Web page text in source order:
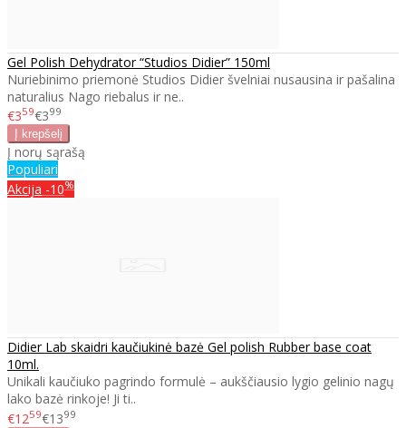
Gel Polish Dehydrator “Studios Didier” 150ml
Nuriebinimo priemonė Studios Didier švelniai nusausina ir pašalina
naturalius Nago riebalus ir ne..
€359€399
Į norų sąrašą
Populiari
Akcija -10%
Didier Lab skaidri kaučiukinė bazė Gel polish Rubber base coat
10ml.
Unikali kaučiuko pagrindo formulė – aukščiausio lygio gelinio nagų
lako bazė rinkoje! Ji ti..
€1259€1399